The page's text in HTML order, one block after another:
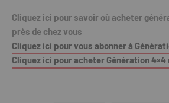
Cliquez ici pour savoir où acheter
près de chez vous
Cliquez ici pour vous abonner à
Cliquez ici pour acheter Génération 4×4